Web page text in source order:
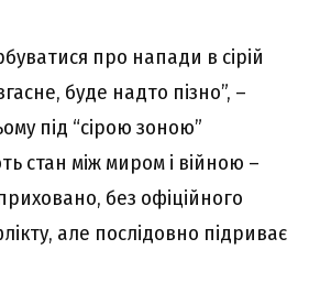
про напади в сірій
буде надто пізно”, –
під “сірою зоною”
стан між миром і війною –
без офіційного
але послідовно підриває